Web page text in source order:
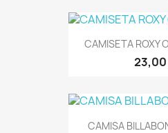
CAMISETA ROXY
CAMISA